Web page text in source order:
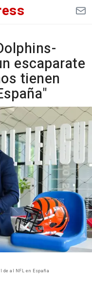
escaparate
tienen
al NFL en España